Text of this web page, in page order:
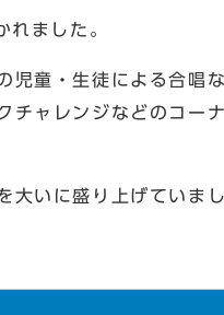
れました。
童・生徒による合唱
チャレンジなどのコー
いに盛り上げていまし